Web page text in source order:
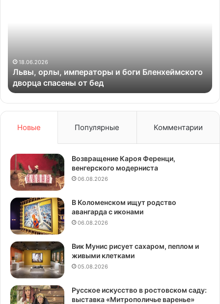
спасены
от
бед
18.06.2026
Львы, орлы, императоры и боги Бленхеймского
дворца спасены от бед
Новые Популярные Комментарии
Возвращение Кароя Ференци,
венгерского модерниста
06.08.2026
В Коломенском ищут родство
авангарда с иконами
06.08.2026
Вик Мунис рисует сахаром, пеплом и
живыми клетками
05.08.2026
Русское искусство в ростовском саду:
выставка «Митрополичье варенье»